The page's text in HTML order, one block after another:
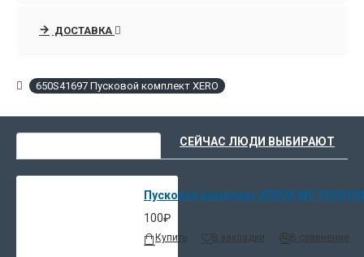
ДОСТАВКА
650S41697 Пусковой комплект XERO
СЕЙЧАС ЛЮДИ ВЫБИРАЮТ
Пусковой комплект XEROX WC 5020/DN
100₽
Купить В закладки В сравнение